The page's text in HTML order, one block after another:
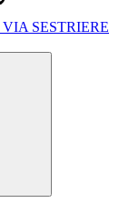
VIA SESTRIERE